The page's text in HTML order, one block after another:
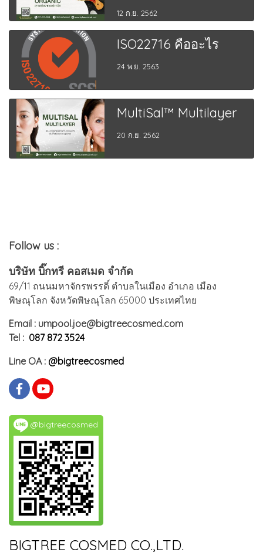
12 ก.ย. 2562
ISO22716 คืออะไร
24 พ.ย. 2563
MultiSal™ Multilayer
20 ก.ย. 2562
Follow us :
บริษัท บิ๊กทรี คอสเมด จำกัด
69/11 ถนนมหาจักรพรรดิ์ ตำบลในเมือง อำเภอ เมือง
พิษณุโลก จังหวัดพิษณุโลก 65000 ประเทศไทย
Email : umpool.joe@bigtreecosmed.com
Tel : 087 872 3524
Line OA : @bigtreecosmed
@bigtreecosmed
BIGTREE COSMED CO.,LTD.